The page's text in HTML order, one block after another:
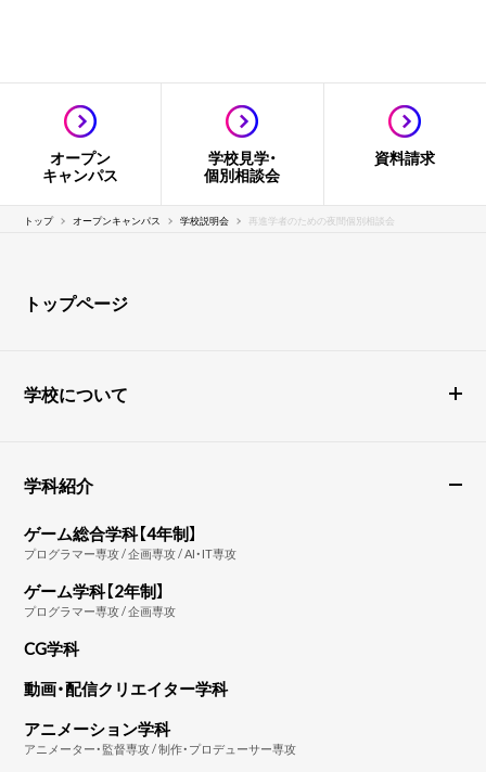
オープン
キャンパス
学校見学・
個別相談会
資料請求
トップ オープンキャンパス 学校説明会 再進学者のための夜間個別相談会
トップページ
学校について
学科紹介
ゲーム総合学科【4年制】
プログラマー専攻 / 企画専攻 / AI・IT専攻
ゲーム学科【2年制】
プログラマー専攻 / 企画専攻
CG学科
動画・配信クリエイター学科
アニメーション学科
アニメーター・監督専攻 / 制作・プロデューサー専攻